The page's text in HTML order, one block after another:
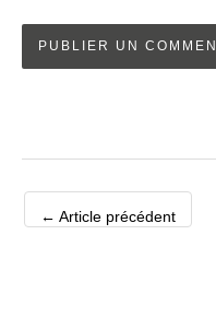
← Article précédent